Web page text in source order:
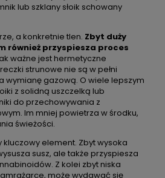
lub szklany słoik schowany
a konkretnie tlen. Zbyt duży
również przyspiesza proces
ważne jest hermetyczne
strunowe nie są w pełni
wymianę gazową. O wiele lepszym
z solidną uszczelką lub
do przechowywania z
Im mniej powietrza w środku,
świeżości.
element. Zbyt wysoka
susz, ale także przyspiesza
Z kolei zbyt niska
może wydawać się